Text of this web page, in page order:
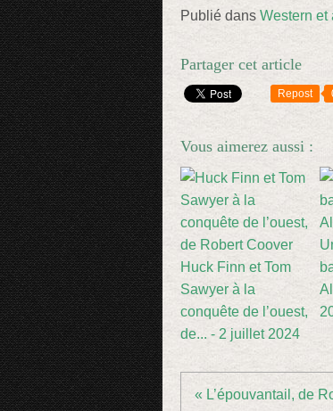
Publié dans Western et
Partager cet article
Repost
Vous aimerez aussi :
Huck Finn et Tom
Sawyer à la
conquête de l’ouest,
de... - 2 juillet 2024
« L’épouvantail, de